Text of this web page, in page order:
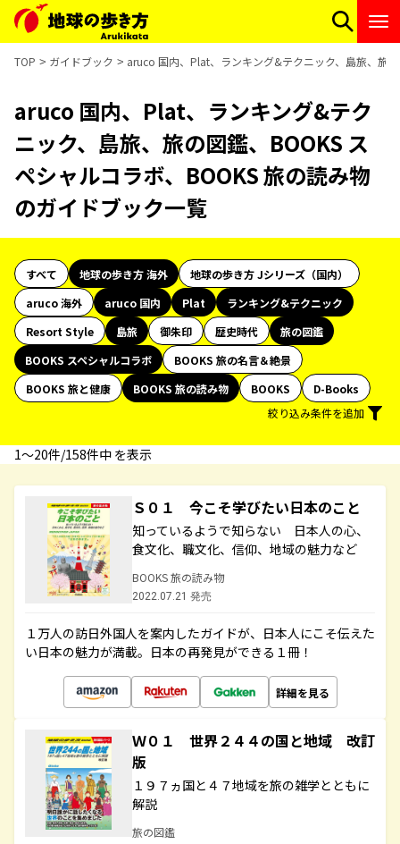
TOP ガイドブック aruco 国内、Plat、ランキング&テクニック、島旅、旅
aruco 国内、Plat、ランキング&テク
ニック、島旅、旅の図鑑、BOOKS ス
ペシャルコラボ、BOOKS 旅の読み物
のガイドブック一覧
すべて 地球の歩き方 海外
地球の歩き方 Jシリーズ（国内）
aruco 海外
aruco 国内 Plat
ランキング&テクニック
Resort Style
島旅 御朱印 歴史時代
旅の図鑑
BOOKS スペシャルコラボ
BOOKS 旅の名言＆絶景
BOOKS 旅と健康
BOOKS 旅の読み物 BOOKS
D-Books
絞り込み条件を追加
1〜20件/158件中 を表示
Ｓ０１ 今こそ学びたい日本のこと
知っているようで知らない 日本人の心、
食文化、職文化、信仰、地域の魅力など
BOOKS 旅の読み物
2022.07.21 発売
１万人の訪日外国人を案内したガイドが、日本人にこそ伝えた
い日本の魅力が満載。日本の再発見ができる１冊！
詳細を見る
Ｗ０１ 世界２４４の国と地域 改訂
版
１９７ヵ国と４７地域を旅の雑学とともに
解説
旅の図鑑